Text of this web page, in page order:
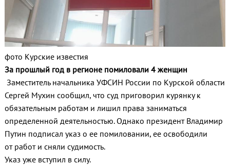
фото Курские известия
За прошлый год в регионе помиловали 4 женщин
Заместитель начальника УФСИН России по Курской области
Сергей Мухин сообщил, что суд приговорил курянку к
обязательным работам и лишил права заниматься
определенной деятельностью. Однако президент Владимир
Путин подписал указ о ее помиловании, ее освободили
от работ и сняли судимость.
Указ уже вступил в силу.